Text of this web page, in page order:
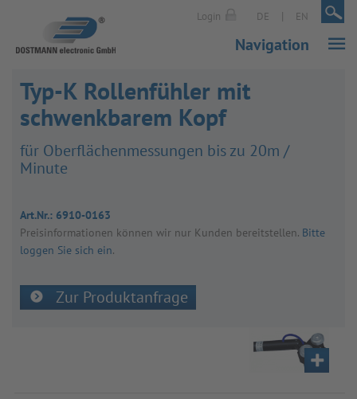
Login DE | EN |
Navigation
Typ-K Rollenfühler mit
schwenkbarem Kopf
für Ober­flä­chen­mes­sun­gen bis zu 20m /
Minute
Art.Nr.: 6910-0163
Preis­in­for­ma­tio­nen kön­nen wir nur Kun­den bereit­stel­len. Bitte
loggen Sie sich ein.
Zur Produktanfrage